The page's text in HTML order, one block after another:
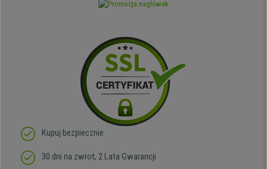
Kupuj bezpiecznie
30 dni na zwrot, 2 Lata Gwarancji